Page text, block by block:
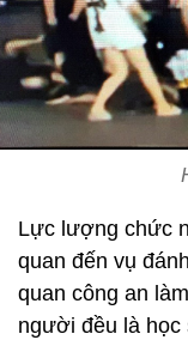
Lực lượng chức
quan đến vụ
quan công an
người đều là học